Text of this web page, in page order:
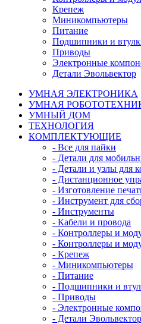
Крепеж
Миникомпьютеры
Питание
Подшипники и
Приводы
Электронные
Детали Эвольвектор
УМНАЯ ЭЛЕКТРОНИКА
УМНАЯ
УМНЫЙ ДОМ
ТЕХНОЛОГИЯ
КОМПЛЕКТУЮЩИЕ
- Все для пайки
- Детали для
- Детали и узлы для
- Дистанционное
- Изготовление
- Инструмент для
- Инструменты
- Кабели и провода
- Контроллеры и
- Контроллеры и
- Крепеж
- Миникомпьютеры
- Питание
- Подшипники и
- Приводы
- Электронные
- Детали Эвольвектор